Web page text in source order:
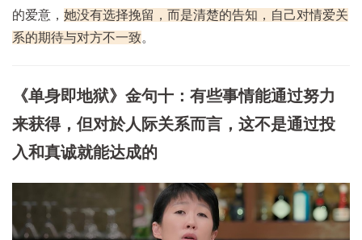
的爱意， 她没有选择挽留，而是清楚的告知，自己对情爱关
系的期待与对方不一致。
《单身即地狱》金句十：有些事情能通过努力
来获得，但对於人际关系而言，这不是通过投
入和真诚就能达成的